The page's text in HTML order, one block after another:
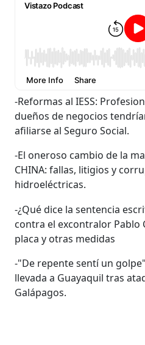
-Reformas al IESS:
dueños de negocios
afiliarse al Seguro Social.
-El oneroso cambio de la
CHINA: fallas, litigios y
hidroeléctricas.
-¿Qué dice la sentencia
contra el excontralor Pablo
placa y otras medidas
-"De repente sentí un
llevada a Guayaquil tras
Galápagos.